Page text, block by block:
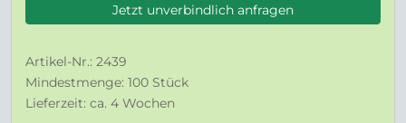
Jetzt unverbindlich anfragen
Artikel-Nr.: 2439
Mindestmenge: 100 Stück
Lieferzeit: ca. 4 Wochen